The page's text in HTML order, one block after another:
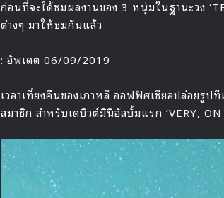
ก่อนที่จะได้ชมผลงานของ 3 หนุ่มในฐานะวง
ต่างๆ มาให้ชมกันแล้ว
: อัพเดต 06/09/2019
เวลาเที่ยงคืนของเกาหลี ออฟฟิศเชียลปล่อยรู
สมาชิก สำหรับเดบิวต์มินิอัลบั้มแรก ‘VERY, ON